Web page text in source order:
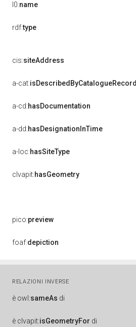
l0:name
rdf:type
cis:siteAddress
a-cat:isDescribedByCatalogueRecord
a-cd:hasDocumentation
a-dd:hasDesignationInTime
a-loc:hasSiteType
clvapit:hasGeometry
pico:preview
foaf:depiction
RELAZIONI INVERSE
è owl:sameAs di
è clvapit:isGeometryFor di